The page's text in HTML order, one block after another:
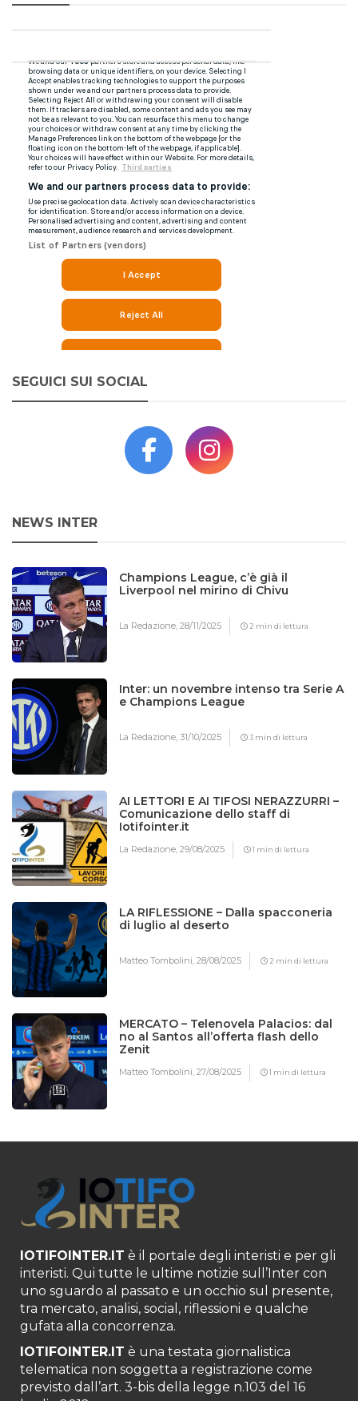
SEGUICI SUI SOCIAL
NEWS INTER
Champions League, c’è già il
Liverpool nel mirino di Chivu
La Redazione,28/11/2025 2 min di lettura
Inter: un novembre intenso tra Serie A
e Champions League
La Redazione,31/10/2025 3 min di lettura
AI LETTORI E AI TIFOSI NERAZZURRI –
Comunicazione dello staff di
Iotifointer.it
La Redazione,29/08/2025 1 min di lettura
LA RIFLESSIONE – Dalla spacconeria
di luglio al deserto
Matteo Tombolini,28/08/2025 2 min di lettura
MERCATO – Telenovela Palacios: dal
no al Santos all’offerta flash dello
Zenit
Matteo Tombolini,27/08/2025 1 min di lettura
IOTIFOINTER.IT è il portale degli interisti e per gli
interisti. Qui tutte le ultime notizie sull’Inter con
uno sguardo al passato e un occhio sul presente,
tra mercato, analisi, social, riflessioni e qualche
gufata alla concorrenza.
IOTIFOINTER.IT è una testata giornalistica
telematica non soggetta a registrazione come
previsto dall’art. 3-bis della legge n.103 del 16